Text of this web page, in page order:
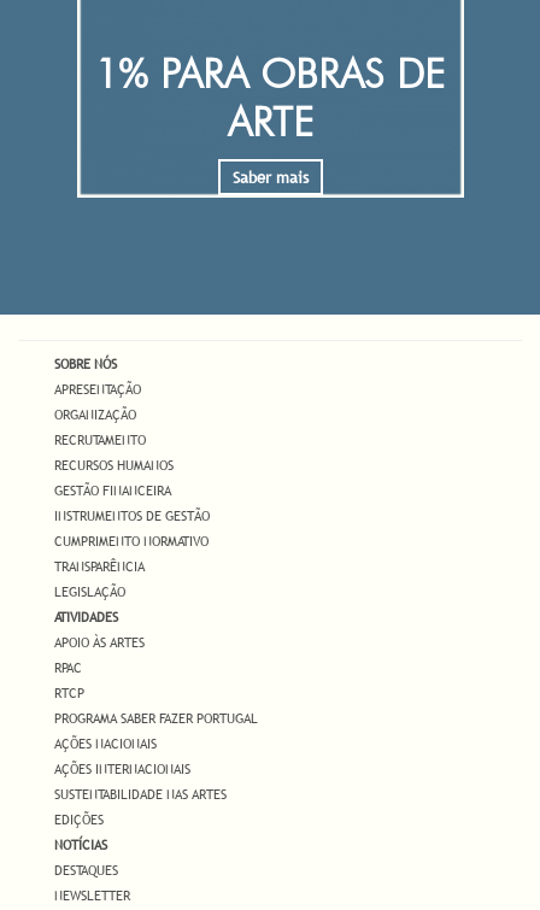
1% PARA OBRAS DE
ARTE
Saber mais
SOBRE NÓS
APRESENTAÇÃO
ORGANIZAÇÃO
RECRUTAMENTO
RECURSOS HUMANOS
GESTÃO FINANCEIRA
INSTRUMENTOS DE GESTÃO
CUMPRIMENTO NORMATIVO
TRANSPARÊNCIA
LEGISLAÇÃO
ATIVIDADES
APOIO ÀS ARTES
RPAC
RTCP
PROGRAMA SABER FAZER PORTUGAL
AÇÕES NACIONAIS
AÇÕES INTERNACIONAIS
SUSTENTABILIDADE NAS ARTES
EDIÇÕES
NOTÍCIAS
DESTAQUES
NEWSLETTER